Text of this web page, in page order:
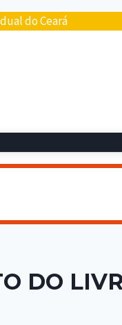
do Ceará
DO